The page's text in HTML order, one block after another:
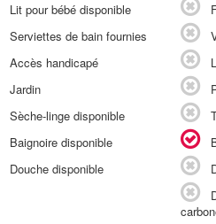
Lit pour bébé disponible
Serviettes de bain fournies
Accès handicapé
Jardin
Sèche-linge disponible
Baignoire disponible
Douche disponible